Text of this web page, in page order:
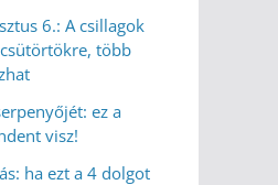
6.: A csillagok
több
ez a
visz!
ha ezt a 4 dolgot